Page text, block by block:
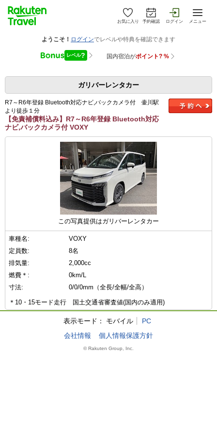
お気に入り 予約確認 ログイン メニュー
ガリバーレンタカー
R7～R6年登録 Bluetooth対応ナビ,バックカメラ付 壷川駅
より徒歩１分
【免責補償料込み】R7～R6年登録 Bluetooth対応
ナビ,バックカメラ付 VOXY
この写真提供はガリバーレンタカー
車種名:
VOXY
定員数:
8名
排気量:
2,000cc
燃費＊:
0km/L
寸法:
0/0/0mm（全長/全幅/全高）
＊10・15モード走行 国土交通省審査値(国内のみ適用)
表示モード： モバイル
PC
会社情報
個人情報保護方針
© Rakuten Group, Inc.